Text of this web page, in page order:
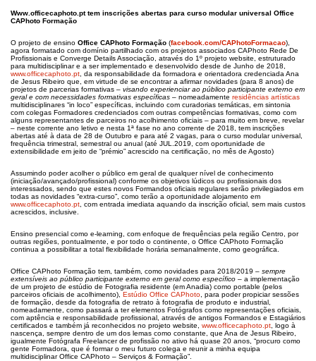
Www.officecaphoto.pt tem inscrições abertas para curso modular universal Office
CAPhoto Formação
O projeto de ensino Office CAPhoto Formação (facebook.com/CAPhotoFormacao),
agora formatado com domínio partilhado com os projetos associados CAPhoto Rede De
Profissionais e Converge Details Associação, através do 1º projeto website, estruturado
para multidisciplinar e a ser implementado e desenvolvido desde de Junho de 2018,
www.officecaphoto.pt , da responsabilidade da formadora e orientadora credenciada Ana
de Jesus Ribeiro que, em virtude de se encontrar a afirmar novidades (para 8 anos) de
projetos de parcerias formativas – visando experienciar ao público participante externo em
geral e com necessidades formativas específicas – nomeadamente residências artísticas
multidisciplinares “in loco” específicas, incluindo com curadorias temáticas, em sintonia
com colegas Formadores credenciados com outras competências formativas, como com
alguns representantes de parceiros no acolhimento oficiais – para muito em breve, revelar
– neste corrente ano letivo e nesta 1ª fase no ano corrente de 2018, tem inscrições
abertas até à data de 28 de Outubro e para até 2 vagas, para o curso modular universal,
frequência trimestral, semestral ou anual (até JUL.2019, com oportunidade de
extensibilidade em jeito de “prémio” acrescido na certificação, no mês de Agosto)
Assumindo poder acolher o público em geral de qualquer nível de conhecimento
(iniciação/avançado/profissional) conforme os objetivos lúdicos ou profissionais dos
interessados, sendo que estes novos Formandos oficiais regulares serão privilegiados em
todas as novidades “extra-curso”, como terão a oportunidade alojamento em
www.officecaphoto.pt , com entrada imediata aquando da inscrição oficial, sem mais custos
acrescidos, inclusive.
Ensino presencial como e-learning, com enfoque de frequências pela região Centro, por
outras regiões, pontualmente, e por todo o continente, o Office CAPhoto Formação
continua a possibilitar a total flexibilidade horária semanalmente, como geográfica.
Office CAPhoto Formação tem, também, como novidades para 2018/2019 – sempre
extensíveis ao público participante externo em geral como específico – a implementação
de um projeto de estúdio de Fotografia residente (em Anadia) como portable (pelos
parceiros oficiais de acolhimento), Estúdio Office CAPhoto , para poder propiciar sessões
de formação, desde da fotografia de retrato à fotografia de produto e industrial,
nomeadamente, como passará a ter elementos Fotógrafos como representações oficiais,
com aptência e responsabilidade profissional, através de antigos Formandos e Estagiários
certificados e também já reconhecidos no projeto website, www.officecaphoto.pt , logo à
nascença, sempre dentro de um dos lemas como constante, que Ana de Jesus Ribeiro,
igualmente Fotógrafa Freelancer de profissão no ativo há quase 20 anos, “procuro como
gente Formadora, que é formar o meu futuro colega e reunir a minha equipa
multidisciplinar Office CAPhoto – Serviços & Formação”.